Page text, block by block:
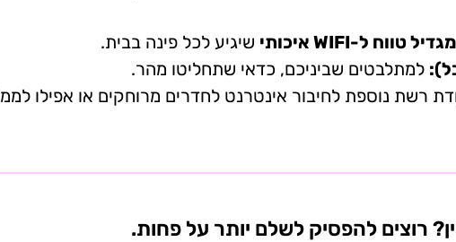
מגדיל טווח ל-WIFI איכותי
שיגיע לכל פינה בבית.
למתלבטים שביניכם, כדאי שתחליטו מהר.
רשת נוספת לחיבור אינטרנט לחדרים מרוחקים או אפילו
רוצים להפסיק לשלם יותר על פחות.